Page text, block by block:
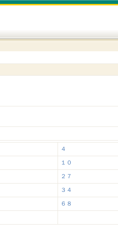
４
１０
２７
３４
６８